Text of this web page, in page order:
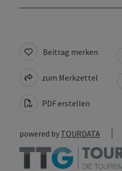
Beitrag merken
zum Merkzettel
PDF erstellen
powered by TOURDATA